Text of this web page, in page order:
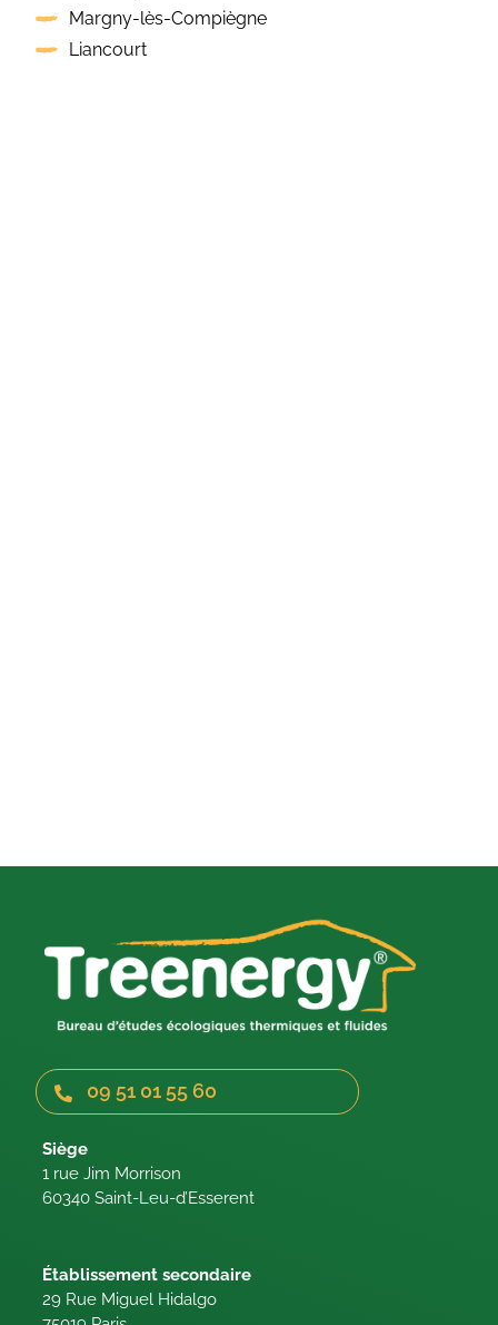
Margny-lès-Compiègne
Liancourt
09 51 01 55 60
Siège
1 rue Jim Morrison
60340 Saint-Leu-d’Esserent
Établissement secondaire
29 Rue Miguel Hidalgo